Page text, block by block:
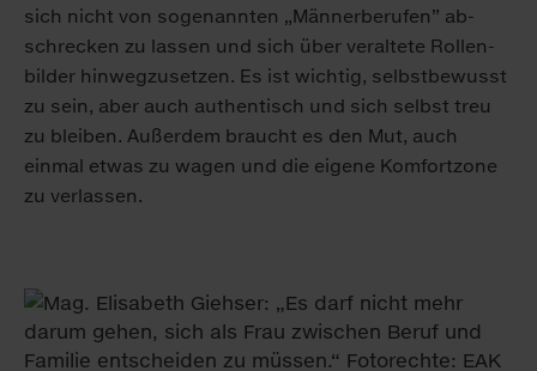
sich nicht von so­ge­nannten „Männer­berufen” ab­
schrecken zu lassen und sich über veraltete Rollen­
bilder hinwegzusetzen. Es ist wichtig, selbst­bewusst
zu sein, aber auch authentisch und sich selbst treu
zu bleiben. Außer­dem braucht es den Mut, auch
einmal etwas zu wagen und die eigene Komfort­zone
zu ver­lassen.